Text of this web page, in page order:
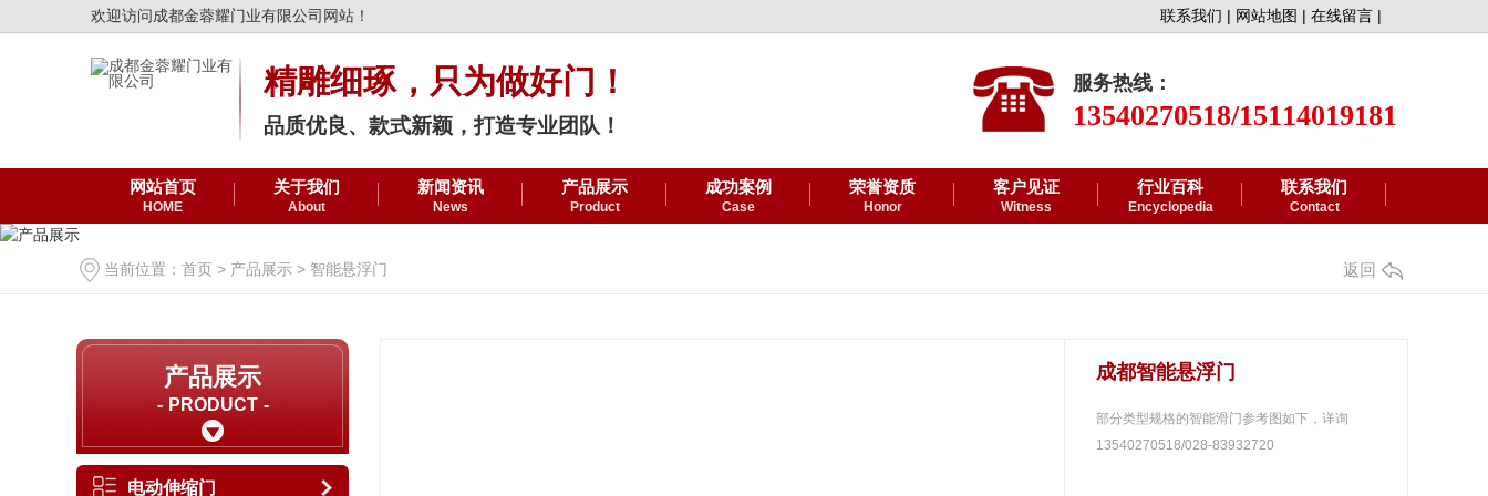
欢迎访问成都金蓉耀门业有限公司网站！ 在线留言 |
网站地图 |
联系我们 |
精雕细琢，只为做好门！
品质优良、款式新颖，打造专业团队！
服务热线：
13540270518/15114019181
网站首页
HOME
关于我们
About
新闻资讯
News
产品展示
Product
成功案例
Case
荣誉资质
Honor
客户见证
Witness
行业百科
Encyclopedia
联系我们
Contact
当前位置： 首页 > 产品展示 > 智能悬浮门 返回
产品展示
PRODUCT
电动伸缩门
成都智能悬浮门
部分类型规格的智能滑门参考图如下，详询
13540270518/028-83932720